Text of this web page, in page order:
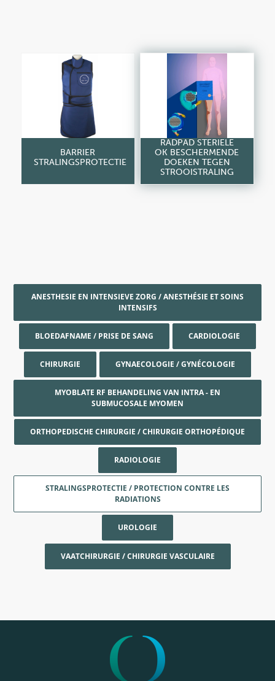
BARRIER
STRALINGSPROTECTIE
RADPAD STERIELE
OK BESCHERMENDE
DOEKEN TEGEN
STROOISTRALING
ANESTHESIE EN INTENSIEVE ZORG / ANESTHÉSIE ET SOINS
INTENSIFS
BLOEDAFNAME / PRISE DE SANG CARDIOLOGIE
CHIRURGIE GYNAECOLOGIE / GYNÉCOLOGIE
MYOBLATE RF BEHANDELING VAN INTRA - EN
SUBMUCOSALE MYOMEN
ORTHOPEDISCHE CHIRURGIE / CHIRURGIE ORTHOPÉDIQUE
RADIOLOGIE
STRALINGSPROTECTIE / PROTECTION CONTRE LES
RADIATIONS
UROLOGIE
VAATCHIRURGIE / CHIRURGIE VASCULAIRE